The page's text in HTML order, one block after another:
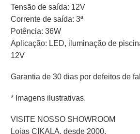
Tensão de saída: 12V
Corrente de saída: 3ª
Potência: 36W
Aplicação: LED, iluminação de
12V
Garantia de 30 dias por defeitos de
* Imagens ilustrativas.
VISITE NOSSO SHOWROOM
Lojas CIKALA, desde 2000.